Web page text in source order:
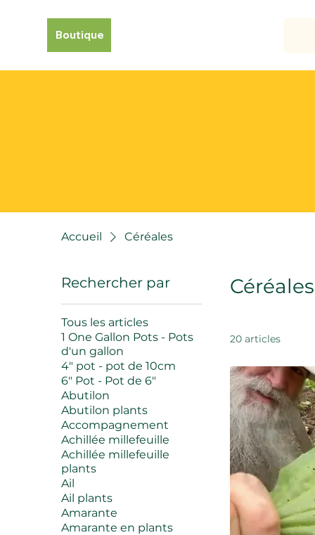
Boutique
Accueil Céréales
Rechercher par
Tous les articles
1 One Gallon Pots - Pots
d'un gallon
4" pot - pot de 10cm
6" Pot - Pot de 6"
Abutilon
Abutilon plants
Accompagnement
Achillée millefeuille
Achillée millefeuille
plants
Ail
Ail plants
Amarante
Amarante en plants
Céréales
20 articles